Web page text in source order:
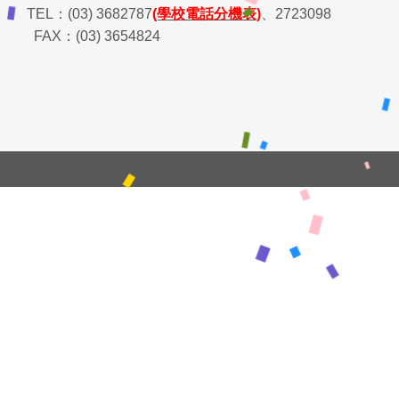
TEL ： (03) 3682787(學校電話分機表)
2723098
FAX ： (03) 3654824